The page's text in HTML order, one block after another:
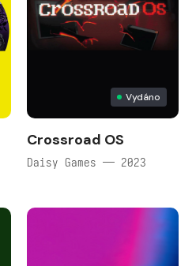
Vydáno
Crossroad OS
Daisy Games — 2023